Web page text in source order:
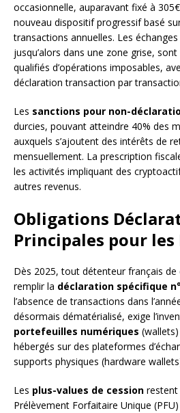
occasionnelle, auparavant fixé à
nouveau dispositif progressif basé
transactions annuelles. Les
jusqu’alors dans une zone grise,
qualifiés d’opérations imposables,
déclaration transaction par
Les sanctions pour non-
durcies, pouvant atteindre 40% des
auxquels s’ajoutent des intérêts de
mensuellement. La prescription
les activités impliquant des
autres revenus.
Obligations
Principales pour
Dès 2025, tout détenteur français
remplir la déclaration spécifique
l’absence de transactions dans
désormais dématérialisé, exige
portefeuilles numériques
hébergés sur des plateformes
supports physiques (hardware
Les plus-values de cession restent
Prélèvement Forfaitaire Unique